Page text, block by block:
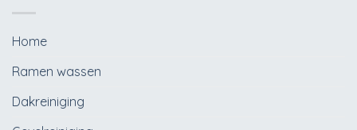
Home
Ramen wassen
Dakreiniging